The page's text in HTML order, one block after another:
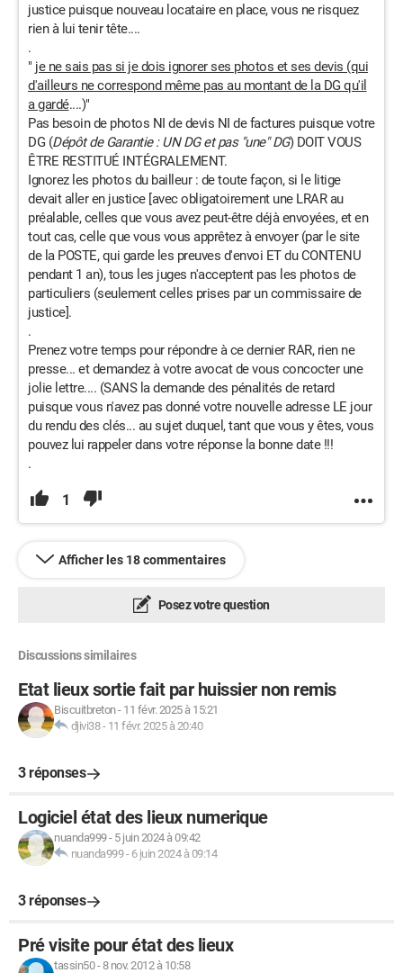
justice puisque nouveau locataire en place, vous ne risquez
rien à lui tenir tête....
.
" je ne sais pas si je dois ignorer ses photos et ses devis (qui
d'ailleurs ne correspond même pas au montant de la DG qu'il
a gardé....)"
Pas besoin de photos NI de devis NI de factures puisque votre
DG (Dépôt de Garantie : UN DG et pas "une" DG) DOIT VOUS
ÊTRE RESTITUÉ INTÉGRALEMENT.
Ignorez les photos du bailleur : de toute façon, si le litige
devait aller en justice [avec obligatoirement une LRAR au
préalable, celles que vous avez peut-être déjà envoyées, et en
tout cas, celle que vous vous apprêtez à envoyer (par le site
de la POSTE, qui garde les preuves d'envoi ET du CONTENU
pendant 1 an), tous les juges n'acceptent pas les photos de
particuliers (seulement celles prises par un commissaire de
justice].
.
Prenez votre temps pour répondre à ce dernier RAR, rien ne
presse... et demandez à votre avocat de vous concocter une
jolie lettre.... (SANS la demande des pénalités de retard
puisque vous n'avez pas donné votre nouvelle adresse LE jour
du rendu des clés... au sujet duquel, tant que vous y êtes, vous
pouvez lui rappeler dans votre réponse la bonne date !!!
.
1
Afficher les 18 commentaires
Posez votre question
Discussions similaires
Etat lieux sortie fait par huissier non remis
Biscuitbreton- 11 févr. 2025 à 15:21
djivi38- 11 févr. 2025 à 20:40
3 réponses
Logiciel état des lieux numerique
nuanda999- 5 juin 2024 à 09:42
nuanda999- 6 juin 2024 à 09:14
3 réponses
Pré visite pour état des lieux
tassin50-8 nov. 2012 à 10:58